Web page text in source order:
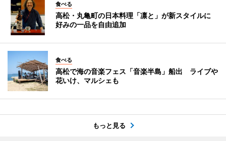
食べる
高松・丸亀町の日本料理「凛と」が新スタイルに
好みの一品を自由追加
食べる
高松で海の音楽フェス「音楽半島」船出 ライブや
花いけ、マルシェも
もっと見る